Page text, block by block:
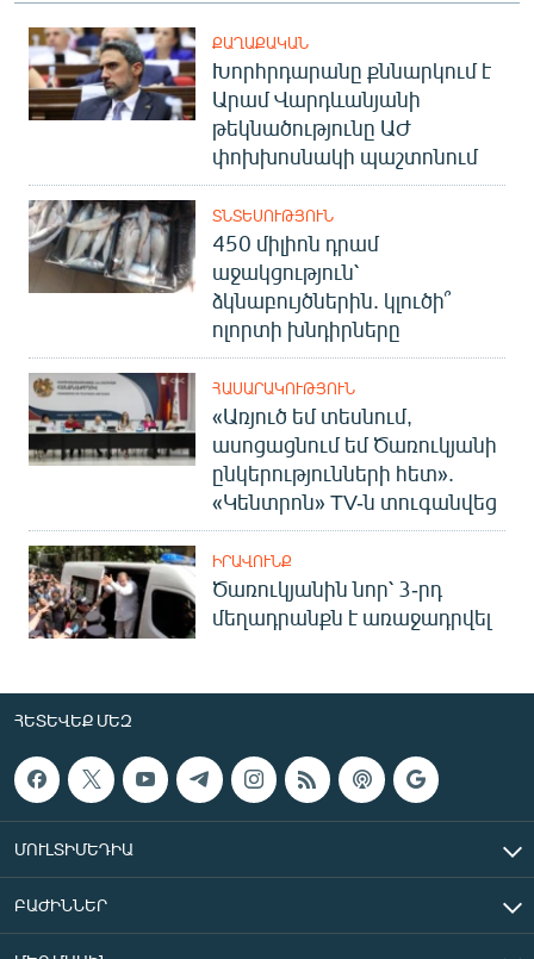
ՔԱՂԱՔԱԿԱՆ
Խորհրդարանը քննարկում է
Արամ Վարդևանյանի
թեկնածությունը ԱԺ
փոխխոսնակի պաշտոնում
ՏՆՏԵՍՈՒԹՅՈՒՆ
450 միլիոն դրամ
աջակցություն՝
ձկնաբույծներին. կլուծի՞
ոլորտի խնդիրները
ՀԱՍԱՐԱԿՈՒԹՅՈՒՆ
«Առյուծ եմ տեսնում,
ասոցացնում եմ Ծառուկյանի
ընկերությունների հետ».
«Կենտրոն» TV-ն տուգանվեց
ԻՐԱՎՈՒՆՔ
Ծառուկյանին նոր՝ 3-րդ
մեղադրանքն է առաջադրվել
ՀԵՏԵՎԵՔ ՄԵԶ
ՄՈՒԼՏԻՄԵԴԻԱ
ԲԱԺԻՆՆԵՐ